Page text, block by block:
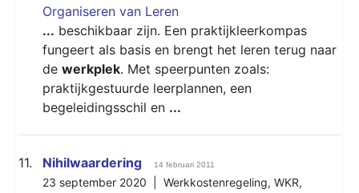
Organiseren van Leren
... beschikbaar zijn. Een praktijkleerkompas
fungeert als basis en brengt het leren terug naar
de werkplek. Met speerpunten zoals:
praktijkgestuurde leerplannen, een
begeleidingsschil en ...
11. Nihilwaardering 14 februari 2011
23 september 2020 | Werkkostenregeling, WKR,